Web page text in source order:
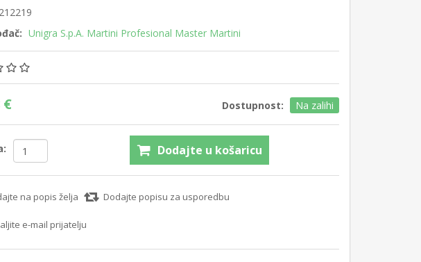
Unigra S.p.A. Martini Profesional Master Martini
€ Dostupnost: Na zalihi
Dodajte u košaricu
na popis želja Dodajte popisu za usporedbu
e-mail prijatelju